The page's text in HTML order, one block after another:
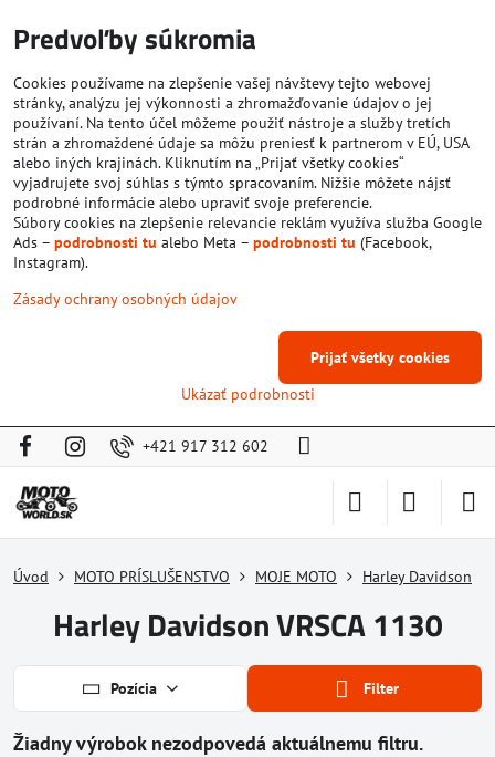
+421 917 312 602
Úvod MOTO PRÍSLUŠENSTVO MOJE MOTO Harley Davidson
Harley Davidson VRSCA 1130
Pozícia Filter
Predvoľby súkromia
Cookies používame na zlepšenie vašej návštevy tejto webovej
stránky, analýzu jej výkonnosti a zhromažďovanie údajov o jej
používaní. Na tento účel môžeme použiť nástroje a služby tretích
strán a zhromaždené údaje sa môžu preniesť k partnerom v EÚ, USA
alebo iných krajinách. Kliknutím na „Prijať všetky cookies“
vyjadrujete svoj súhlas s týmto spracovaním. Nižšie môžete nájsť
podrobné informácie alebo upraviť svoje preferencie.
Súbory cookies na zlepšenie relevancie reklám využíva služba Google
Ads – podrobnosti tu alebo Meta – podrobnosti tu (Facebook,
Instagram).
Zásady ochrany osobných údajov
Ukázať podrobnosti
Prijať všetky cookies